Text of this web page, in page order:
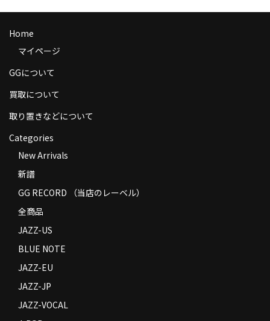
Home
マイページ
GGについて
買取について
取り置きなどについて
Categories
New Arrivals
新譜
GG RECORD （当店のレーベル）
全商品
JAZZ-US
BLUE NOTE
JAZZ-EU
JAZZ-JP
JAZZ-VOCAL